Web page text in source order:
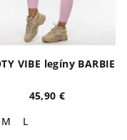
VIBE legíny BARBIE
45,90 €
M L